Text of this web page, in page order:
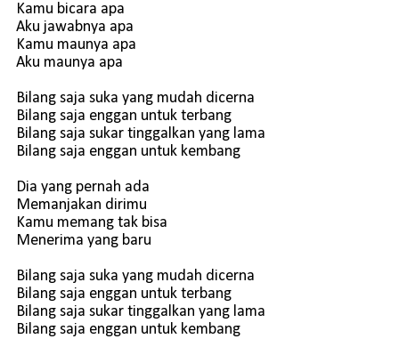
Kamu bicara apa
Aku jawabnya apa
Kamu maunya apa
Aku maunya apa
Bilang saja suka yang mudah dicerna
Bilang saja enggan untuk terbang
Bilang saja sukar tinggalkan yang lama
Bilang saja enggan untuk kembang
Dia yang pernah ada
Memanjakan dirimu
Kamu memang tak bisa
Menerima yang baru
Bilang saja suka yang mudah dicerna
Bilang saja enggan untuk terbang
Bilang saja sukar tinggalkan yang lama
Bilang saja enggan untuk kembang